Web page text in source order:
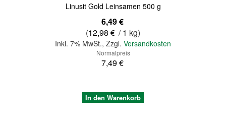
Linusit Gold Leinsamen 500 g
6,49 €
(12,98 € / 1 kg)
Inkl. 7% MwSt., Zzgl. Versandkosten
Normalpreis
7,49 €
In den Warenkorb